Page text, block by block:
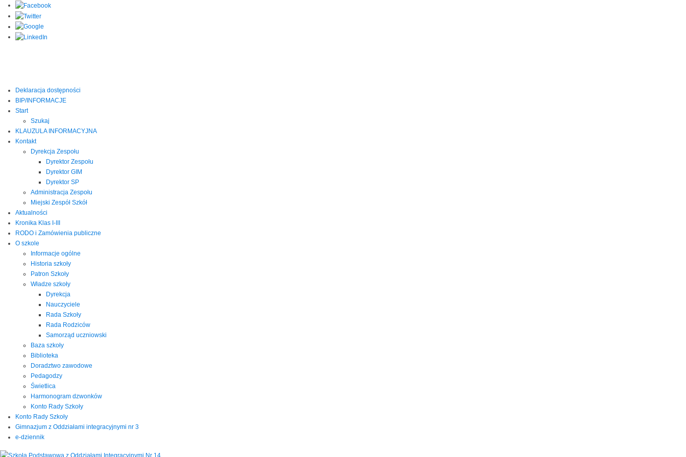
Deklaracja dostępności
BIP/INFORMACJE
Start
Szukaj
KLAUZULA INFORMACYJNA
Kontakt
Dyrekcja Zespołu
Dyrektor Zespołu
Dyrektor GIM
Dyrektor SP
Administracja Zespołu
Miejski Zespół Szkół
Aktualności
Kronika Klas I-III
RODO i Zamówienia publiczne
O szkole
Informacje ogólne
Historia szkoły
Patron Szkoły
Władze szkoły
Dyrekcja
Nauczyciele
Rada Szkoły
Rada Rodziców
Samorząd uczniowski
Baza szkoły
Biblioteka
Doradztwo zawodowe
Pedagodzy
Świetlica
Harmonogram dzwonków
Konto Rady Szkoły
Konto Rady Szkoły
Gimnazjum z Oddziałami integracyjnymi nr 3
e-dziennik